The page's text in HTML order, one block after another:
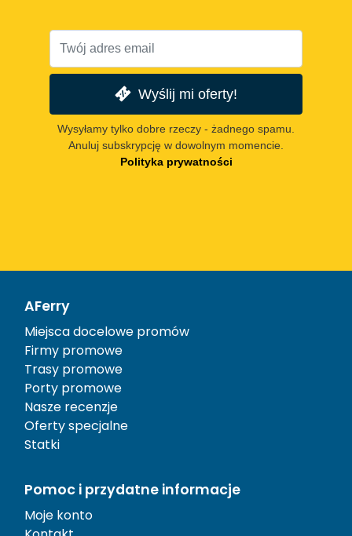
Wyślij mi oferty!
Wysyłamy tylko dobre rzeczy - żadnego spamu.
Anuluj subskrypcję w dowolnym momencie.
Polityka prywatności
AFerry
Miejsca docelowe promów
Firmy promowe
Trasy promowe
Porty promowe
Nasze recenzje
Oferty specjalne
Statki
Pomoc i przydatne informacje
Moje konto